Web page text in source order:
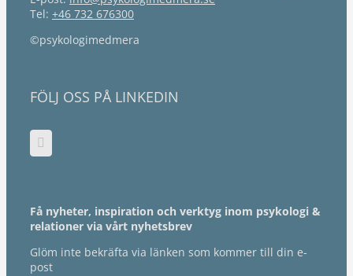
Tel: +46 732 676300
©psykologimedmera
FÖLJ OSS PÅ LINKEDIN
Få nyheter, inspiration och verktyg inom psykologi &
relationer via vårt nyhetsbrev
Glöm inte bekräfta via länken som kommer till din e-
post